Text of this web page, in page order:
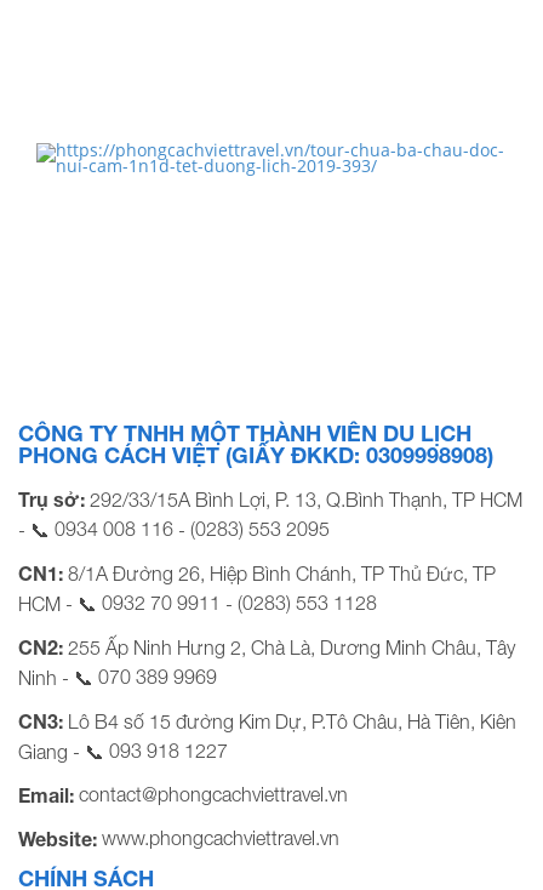
TOUR HÀ TIÊN PHÚ QUỐC 3N3Đ TẾT NGUYÊN ĐÁN
CÔNG TY TNHH MỘT THÀNH VIÊN DU LỊCH
PHONG CÁCH VIỆT (GIẤY ĐKKD: 0309998908)
Trụ sở: 292/33/15A Bình Lợi, P. 13, Q.Bình Thạnh, TP HCM
- 📞 0934 008 116 - (0283) 553 2095
CN1: 8/1A Đường 26, Hiệp Bình Chánh, TP Thủ Đức, TP
HCM - 📞 0932 70 9911 - (0283) 553 1128
CN2: 255 Ấp Ninh Hưng 2, Chà Là, Dương Minh Châu, Tây
Ninh - 📞 070 389 9969
CN3: Lô B4 số 15 đường Kim Dự, P.Tô Châu, Hà Tiên, Kiên
Giang - 📞 093 918 1227
Email: contact@phongcachviettravel.vn
Website: www.phongcachviettravel.vn
CHÍNH SÁCH